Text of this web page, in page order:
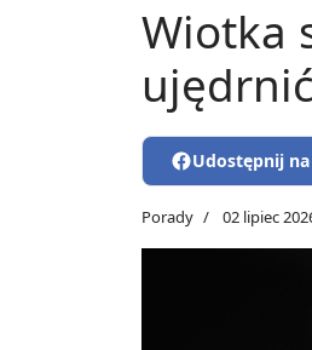
Wiotka
Udostępnij
Porady 02 lipiec